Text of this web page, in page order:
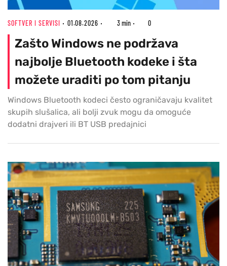
SOFTVER I SERVISI 01.08.2026 3 min 0
Zašto Windows ne podržava
najbolje Bluetooth kodeke i šta
možete uraditi po tom pitanju
Windows Bluetooth kodeci često ograničavaju kvalitet
skupih slušalica, ali bolji zvuk mogu da omoguće
dodatni drajveri ili BT USB predajnici